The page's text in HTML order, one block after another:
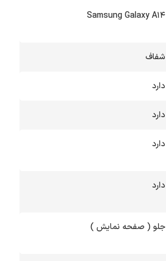
Samsung Galaxy A14
شفاف
دارد
دارد
دارد
دارد
جلو ( صفحه نمایش )